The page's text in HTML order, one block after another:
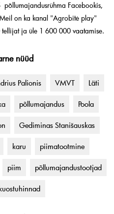
Facebookis,
on ka kanal "Agrobitė play"
tellijat ja üle 1 600 000 vaatamise.
nüüd
Palionis VMVT Läti
põllumajandus Poola
Gediminas Stanišauskas
karu piimatootmine
piim põllumajandustootjad